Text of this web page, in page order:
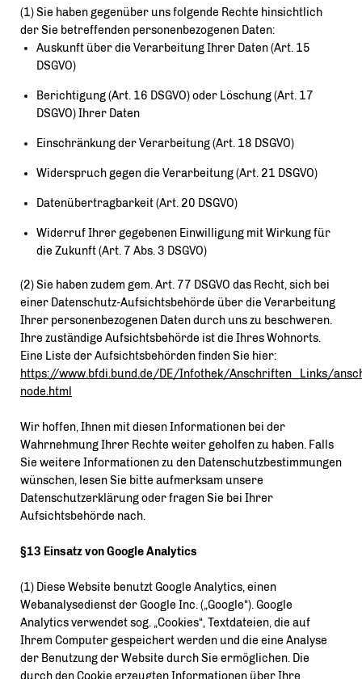
(1) Sie haben gegenüber uns folgende Rechte hinsichtlich
der Sie betreffenden personenbezogenen Daten:
Auskunft über die Verarbeitung Ihrer Daten (Art. 15
DSGVO)
Berichtigung (Art. 16 DSGVO) oder Löschung (Art. 17
DSGVO) Ihrer Daten
Einschränkung der Verarbeitung (Art. 18 DSGVO)
Widerspruch gegen die Verarbeitung (Art. 21 DSGVO)
Datenübertragbarkeit (Art. 20 DSGVO)
Widerruf Ihrer gegebenen Einwilligung mit Wirkung für
die Zukunft (Art. 7 Abs. 3 DSGVO)
(2) Sie haben zudem gem. Art. 77 DSGVO das Recht, sich bei
einer Datenschutz-Aufsichtsbehörde über die Verarbeitung
Ihrer personenbezogenen Daten durch uns zu beschweren.
Ihre zuständige Aufsichtsbehörde ist die Ihres Wohnorts.
Eine Liste der Aufsichtsbehörden finden Sie hier:
https://www.bfdi.bund.de/DE/Infothek/Anschriften_Links/
node.html
Wir hoffen, Ihnen mit diesen Informationen bei der
Wahrnehmung Ihrer Rechte weiter geholfen zu haben. Falls
Sie weitere Informationen zu den Datenschutzbestimmungen
wünschen, lesen Sie bitte aufmerksam unsere
Datenschutzerklärung oder fragen Sie bei Ihrer
Aufsichtsbehörde nach.
§13 Einsatz von Google Analytics
(1) Diese Website benutzt Google Analytics, einen
Webanalysedienst der Google Inc. („Google“). Google
Analytics verwendet sog. „Cookies“, Textdateien, die auf
Ihrem Computer gespeichert werden und die eine Analyse
der Benutzung der Website durch Sie ermöglichen. Die
durch den Cookie erzeugten Informationen über Ihre